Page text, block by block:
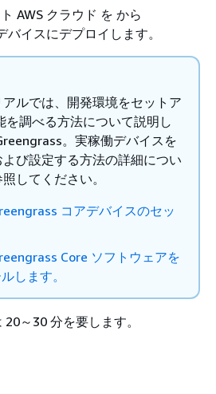
AWS クラウド を から
イスにデプロイします。
ルでは、開発環境をセットア
を調べる方法について説明し
。実稼働デバイスを
び設定する方法の詳細につい
してください。
コアデバイスのセッ
Core ソフトウェアを
します。
～30 分を要します。